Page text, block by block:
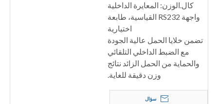
كال.الوزن: المعايرة الداخلية
واجهة RS232 القياسية، طابعة
اختيارية
تضمن خلايا الحمل عالية الجودة
مع الضبط الداخلي التلقائي
والحماية من الحمل الزائد نتائج
وزن دقيقة للغاية.
سؤال